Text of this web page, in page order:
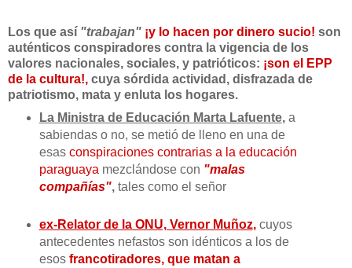
Los que así "trabajan" ¡y lo hacen por dinero sucio! son
auténticos conspiradores contra la vigencia de los
valores nacionales, sociales, y patrióticos: ¡son el EPP
de la cultura!, cuya sórdida actividad, disfrazada de
patriotismo, mata y enluta los hogares.
La Ministra de Educación Marta Lafuente, a
sabiendas o no, se metió de lleno en una de
esas conspiraciones contrarias a la educación
paraguaya mezclándose con "malas
compañías", tales como el señor
ex-Relator de la ONU, Vernor Muñoz, cuyos
antecedentes nefastos son idénticos a los de
esos francotiradores, que matan a